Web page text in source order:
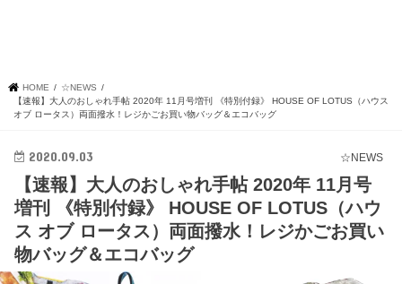
HOME
☆NEWS
【速報】大人のおしゃれ手帖 2020年 11月号増刊 《特別付録》 HOUSE OF LOTUS（ハウス
オブ ロータス）両面撥水！レジかごお買い物バッグ＆エコバッグ
☆NEWS
2020.09.03
【速報】大人のおしゃれ手帖 2020年 11月号
増刊 《特別付録》 HOUSE OF LOTUS（ハウ
ス オブ ロータス）両面撥水！レジかごお買い
物バッグ＆エコバッグ